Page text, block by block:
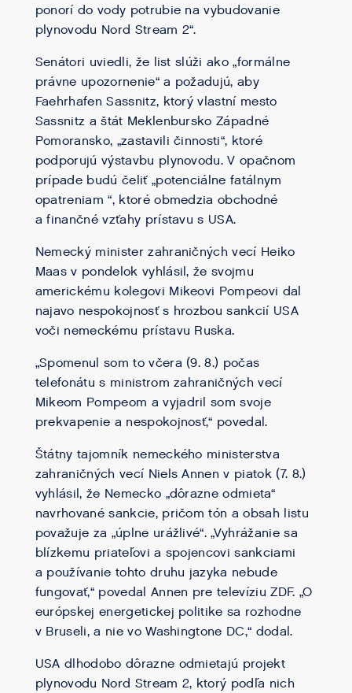
ponorí do vody potrubie na vybudovanie
plynovodu Nord Stream 2“.
Senátori uviedli, že list slúži ako „formálne
právne upozornenie“ a požadujú, aby
Faehrhafen Sassnitz, ktorý vlastní mesto
Sassnitz a štát Meklenbursko Západné
Pomoransko, „zastavili činnosti“, ktoré
podporujú výstavbu plynovodu. V opačnom
prípade budú čeliť „potenciálne fatálnym
opatreniam “, ktoré obmedzia obchodné
a finančné vzťahy prístavu s USA.
Nemecký minister zahraničných vecí Heiko
Maas v pondelok vyhlásil, že svojmu
americkému kolegovi Mikeovi Pompeovi dal
najavo nespokojnosť s hrozbou sankcií USA
voči nemeckému prístavu Ruska.
„Spomenul som to včera (9. 8.) počas
telefonátu s ministrom zahraničných vecí
Mikeom Pompeom a vyjadril som svoje
prekvapenie a nespokojnosť,“ povedal.
Štátny tajomník nemeckého ministerstva
zahraničných vecí Niels Annen v piatok (7. 8.)
vyhlásil, že Nemecko „dôrazne odmieta“
navrhované sankcie, pričom tón a obsah listu
považuje za „úplne urážlivé“. „Vyhrážanie sa
blízkemu priateľovi a spojencovi sankciami
a používanie tohto druhu jazyka nebude
fungovať,“ povedal Annen pre televíziu ZDF. „O
európskej energetickej politike sa rozhodne
v Bruseli, a nie vo Washingtone DC,“ dodal.
USA dlhodobo dôrazne odmietajú projekt
plynovodu Nord Stream 2, ktorý podľa nich